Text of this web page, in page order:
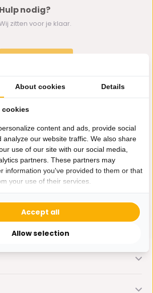
Hulp nodig?
zitten voor je klaar.
klantenservice@bazaaronline.nl
aanbiedingen en promoties. We zullen
beperkingen
About cookies Details
cookies
content and ads, provide social
analyze our website traffic. We also share
use of our site with our social media,
partners. These partners may
information you've provided to them or that
your use of their services.
Allow selection
Accept all